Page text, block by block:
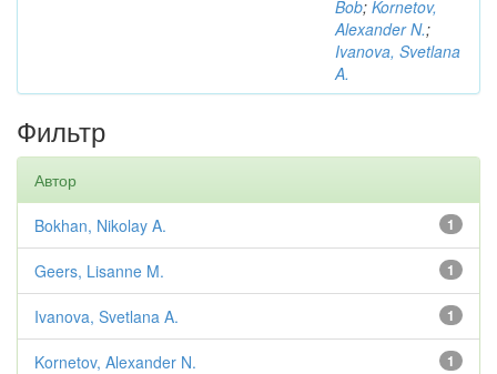
Bob; Kornetov,
Alexander N.;
Ivanova, Svetlana
A.
Фильтр
Автор
1
Bokhan, Nikolay A.
1
Geers, Lisanne M.
1
Ivanova, Svetlana A.
1
Kornetov, Alexander N.